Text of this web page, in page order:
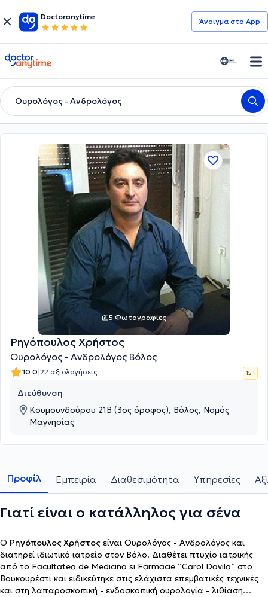
Doctoranytime
Άνοιγμα στο App
doctoranytime EL
Ουρολόγος - Ανδρολόγος
5 Φωτογραφίες
Ρηγόπουλος Χρήστος
Ουρολόγος - Ανδρολόγος Βόλος
10.0|22 αξιολογήσεις 15 '
Διεύθυνση
Κουμουνδούρου 21Β (3ος όροφος), Βόλος, Νομός
Μαγνησίας
Προφίλ Εμπειρία Διαθεσιμότητα Υπηρεσίες
Γιατί είναι ο κατάλληλος για σένα
Ο Ρηγόπουλος Χρήστος είναι Ουρολόγος - Ανδρολόγος και
διατηρεί ιδιωτικό ιατρείο στον Βόλο. Διαθέτει πτυχίο ιατρικής
από το Facultatea de Medicina si Farmacie “Carol Davila” στο
Βουκουρέστι και ειδικεύτηκε στις ελάχιστα επεμβατικές τεχνικές
και στη λαπαροσκοπική - ενδοσκοπική ουρολογία - λιθίαση